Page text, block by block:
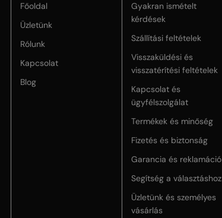
Főoldal
Üzletünk
Rólunk
Kapcsolat
Blog
Gyakran ismételt
kérdések
Szállítási feltételek
Visszaküldési és
visszatérítési feltételek
Kapcsolat és
ügyfélszolgálat
Termékek és minőség
Fizetés és biztonság
Garancia és reklamáció
Segítség a választáshoz
Üzletünk és személyes
vásárlás